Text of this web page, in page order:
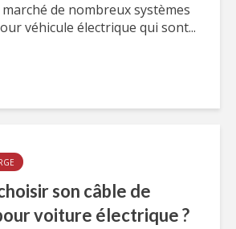
de nombreux systèmes
véhicule électrique qui sont...
son câble de
voiture électrique ?